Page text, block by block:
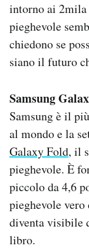
Esci
intorno ai 2mila
pieghevole
chiedono se
siano il futuro
Samsung
Samsung è il
al mondo e la
Galaxy Fold, il
pieghevole. È
piccolo da 4,6
pieghevole
diventa visibile
libro.